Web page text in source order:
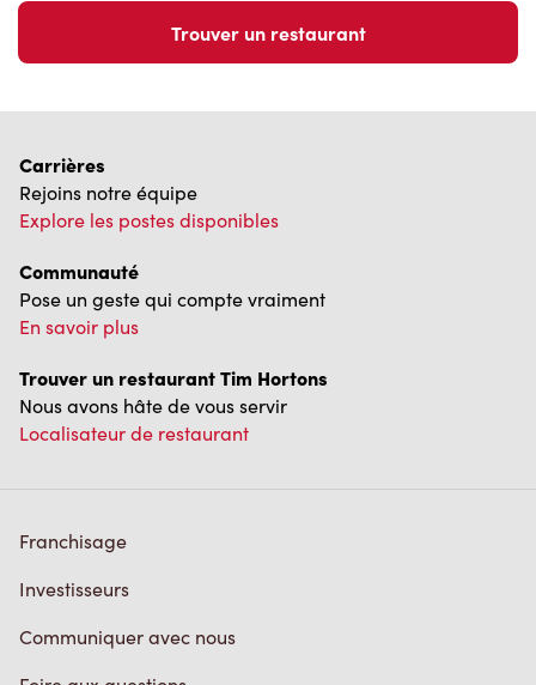
Trouver un restaurant
Carrières
Rejoins notre équipe
Explore les postes disponibles
Communauté
Pose un geste qui compte vraiment
En savoir plus
Trouver un restaurant Tim Hortons
Nous avons hâte de vous servir
Localisateur de restaurant
Franchisage
Investisseurs
Communiquer avec nous